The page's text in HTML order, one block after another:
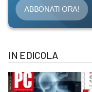
ABBONATI ORA!
IN EDICOLA